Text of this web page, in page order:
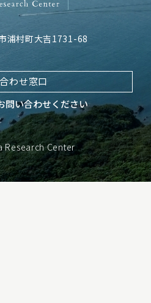
浦村町大吉1731-68
わせ窓口
問い合わせください
Research Center